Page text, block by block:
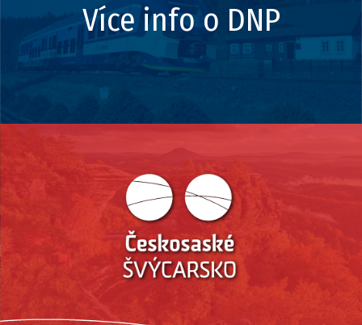
Více info o DNP